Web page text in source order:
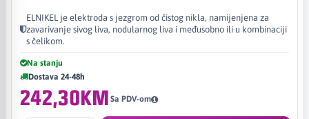
ELNIKEL je elektroda s jezgrom od čistog nikla, namijenjena za
zavarivanje sivog liva, nodularnog liva i međusobno ili u kombinaciji
s čelikom.
Na stanju
Dostava 24-48h
242,30KM Sa PDV-om